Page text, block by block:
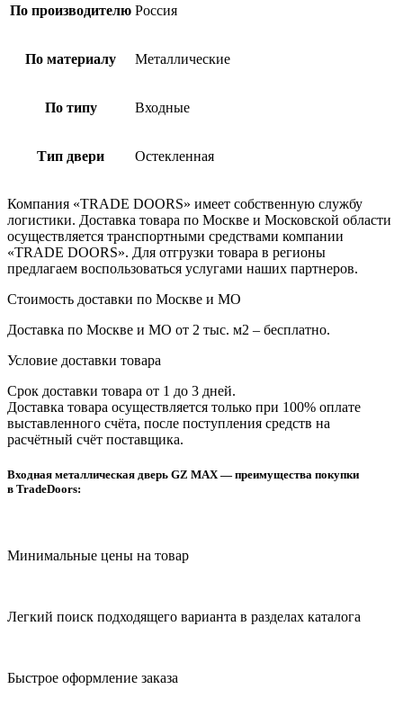
По производителю Россия
По материалу Металлические
По типу Входные
Тип двери Остекленная
Компания «TRADE DOORS» имеет собственную службу
логистики. Доставка товара по Москве и Московской области
осуществляется транспортными средствами компании
«TRADE DOORS». Для отгрузки товара в регионы
предлагаем воспользоваться услугами наших партнеров.
Стоимость доставки по Москве и МО
Доставка по Москве и МО от 2 тыс. м2 – бесплатно.
Условие доставки товара
Срок доставки товара от 1 до 3 дней.
Доставка товара осуществляется только при 100% оплате
выставленного счёта, после поступления средств на
расчётный счёт поставщика.
Входная металлическая дверь GZ MAX — преимущества покупки
в TradeDoors:
Минимальные цены на товар
Легкий поиск подходящего варианта в разделах каталога
Быстрое оформление заказа